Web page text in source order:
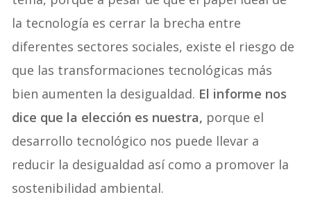
la tecnología es cerrar la brecha entre
diferentes sectores sociales, existe el riesgo de
que las transformaciones tecnológicas más
bien aumenten la desigualdad. El informe nos
dice que la elección es nuestra, porque el
desarrollo tecnológico nos puede llevar a
reducir la desigualdad así como a promover la
sostenibilidad ambiental.